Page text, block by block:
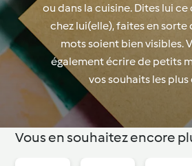
ou dans la cuisine. Dites lui ce
chez lui(elle), faites en sorte
mots soient bien visibles.
également écrire de petits
vos souhaits les plus
Vous en souhaitez encore